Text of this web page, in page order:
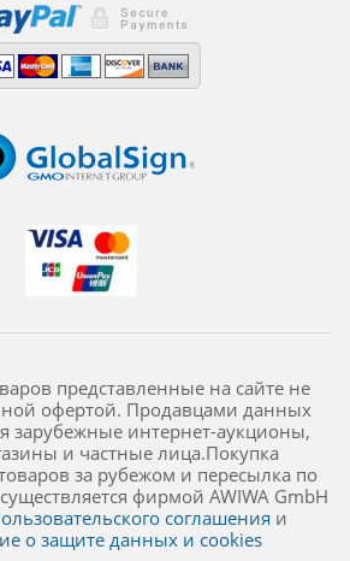
представленные на сайте не
офертой. Продавцами данных
зарубежные интернет-аукционы,
и частные лица.Покупка
за рубежом и пересылка по
фирмой AWIWA GmbH
соглашения и
о защите данных и cookies